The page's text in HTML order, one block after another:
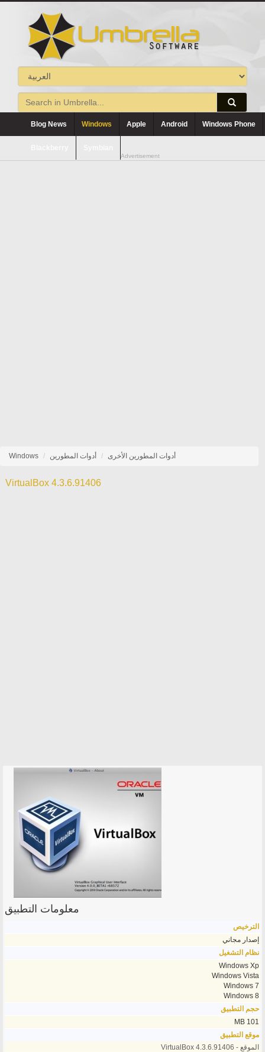
Blog News Windows Apple Android Windows Phone
Advertisement
Windows أدوات المطورين أدوات المطورين الأخرى
VirtualBox 4.3.6.91406
معلومات التطبيق
الترخيص
إصدار مجاني
نظام التشغيل
Windows Xp
Windows Vista
Windows 7
Windows 8
حجم التطبيق
101 MB
موقع التطبيق
الموقع - VirtualBox 4.3.6.91406